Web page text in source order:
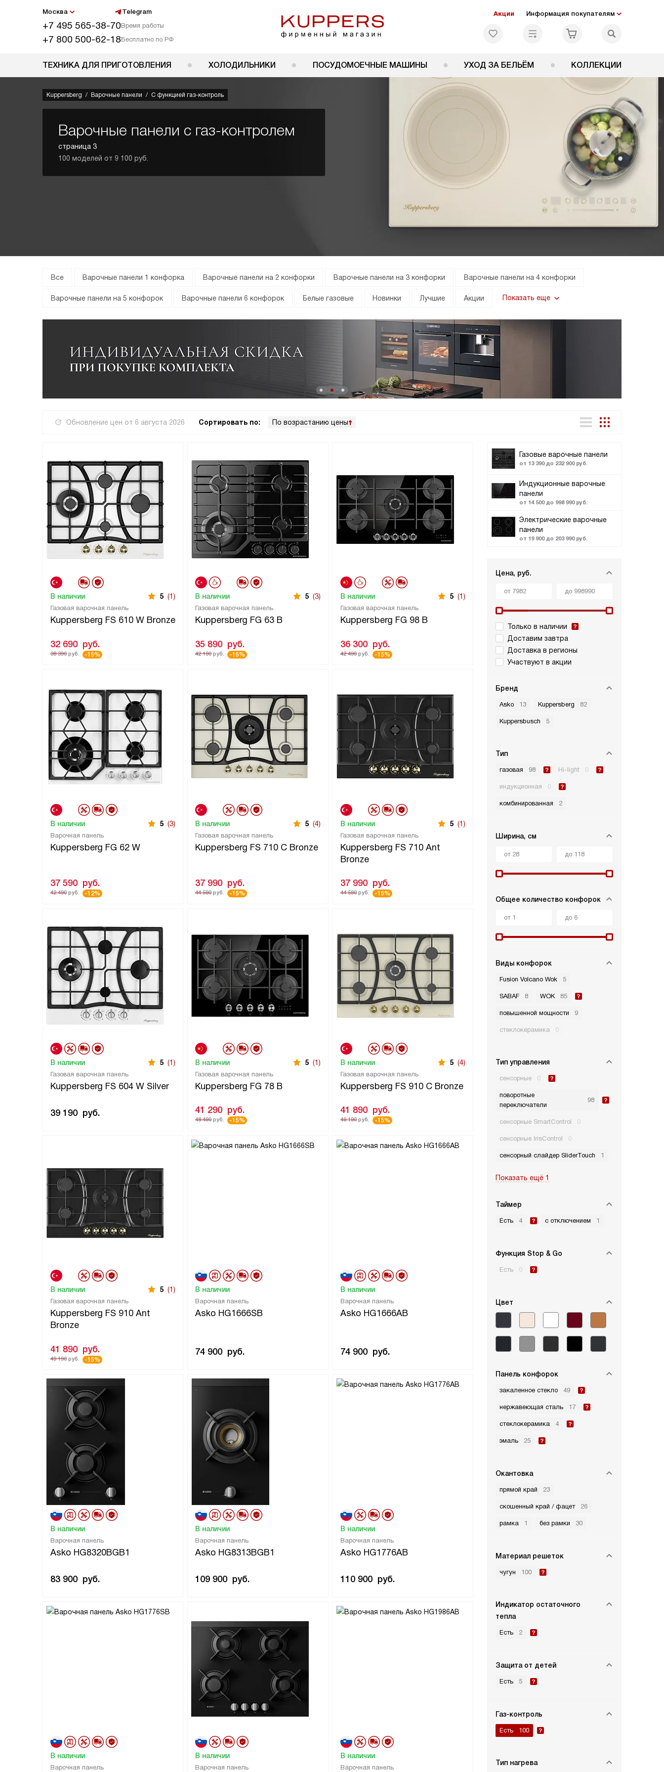
Москва Telegram
+7 495 565-38-70Время работы
+7 800 500-62-18Бесплатно по РФ
Акции Информация покупателям
ТЕХНИКА ДЛЯ ПРИГОТОВЛЕНИЯ ХОЛОДИЛЬНИКИ ПОСУДОМОЕЧНЫЕ МАШИНЫ УХОД ЗА БЕЛЬЁМ КОЛЛЕКЦИИ
Kuppersberg Варочные панели С функцией газ-контроль
Варочные панели с газ-контролем
страница 3
100 моделей от 9 100 руб.
Все Варочные панели 1 конфорка Варочные панели на 2 конфорки Варочные панели на 3 конфорки Варочные панели на 4 конфорки
Варочные панели на 5 конфорок Варочные панели 6 конфорок Белые газовые Новинки Лучшие Акции Показать еще
Обновление цен от 6 августа 2026 Сортировать по: По возрастанию цены
Газовые варочные панели
от 13 390 до 232 900 руб.
Индукционные варочные
панели
от 14 500 до 998 990 руб.
Электрические варочные
панели
от 19 900 до 203 990 руб.
Цена, руб.
Только в наличии
Доставим завтра
Доставка в регионы
Участвуют в акции
Бренд
Asko 13 Kuppersberg 82
Kuppersbusch 5
Тип
газовая 98 Hi-light 0
индукционная 0
комбинированная 2
Ширина, см
Общее количество конфорок
Виды конфорок
Fusion Volcano Wok 5
SABAF 8 WOK 85
повышенной мощности 9
стеклокерамика 0
Тип управления
сенсорные 0
поворотные
переключатели
98
сенсорные SmartControl 0
сенсорные IrisControl 0
сенсорный слайдер SliderTouch 1
Показать ещё 1
Таймер
Есть 4 с отключением 1
Функция Stop & Go
Есть 0
Цвет
Панель конфорок
закаленное стекло 49
нержавеющая сталь 17
стеклокерамика 4
эмаль 25
Окантовка
прямой край 23
скошенный край / фацет 26
рамка 1 без рамки 30
Материал решеток
чугун 100
Индикатор остаточного
тепла
Есть 2
Защита от детей
Есть 5
Газ-контроль
Есть 100
Тип нагрева
Газовая варочная панель
Kuppersberg FS 610 W Bronze
В наличии 5 (1)
32 690 руб.
38 390 руб. -15%
Газовая варочная панель
Kuppersberg FG 63 B
В наличии 5 (3)
35 890 руб.
42 190 руб. -15%
Газовая варочная панель
Kuppersberg FG 98 B
В наличии 5 (1)
36 300 руб.
42 490руб. -15%
Варочная панель
Kuppersberg FG 62 W
В наличии 5 (3)
37 590 руб.
42 490 руб. -12%
Газовая варочная панель
Kuppersberg FS 710 C Bronze
В наличии 5 (4)
37 990 руб.
44 590 руб. -15%
Газовая варочная панель
Kuppersberg FS 710 Ant
Bronze
В наличии 5 (1)
37 990 руб.
44 590руб. -15%
Газовая варочная панель
Kuppersberg FS 604 W Silver
В наличии 5 (1)
39 190 руб.
Газовая варочная панель
Kuppersberg FG 78 B
В наличии 5 (1)
41 290 руб.
48 490 руб. -15%
Газовая варочная панель
Kuppersberg FS 910 C Bronze
В наличии 5 (4)
41 890 руб.
49 190руб. -15%
Газовая варочная панель
Kuppersberg FS 910 Ant
Bronze
В наличии 5 (1)
41 890 руб.
49 190 руб. -15%
Варочная панель
Asko HG1666SB
В наличии
74 900 руб.
Варочная панель
Asko HG1666AB
В наличии
74 900 руб.
Варочная панель
Asko HG8320BGB1
В наличии
83 900 руб.
Варочная панель
Asko HG8313BGB1
В наличии
109 900 руб.
Варочная панель
Asko HG1776AB
В наличии
110 900 руб.
Варочная панель
В наличии
Варочная панель
В наличии
Варочная панель
В наличии